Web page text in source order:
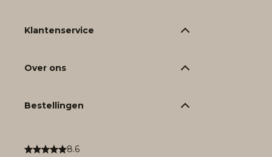
8.6
Klantenservice
Over ons
Bestellingen